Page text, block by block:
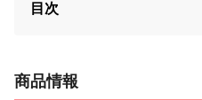
目次
商品情報